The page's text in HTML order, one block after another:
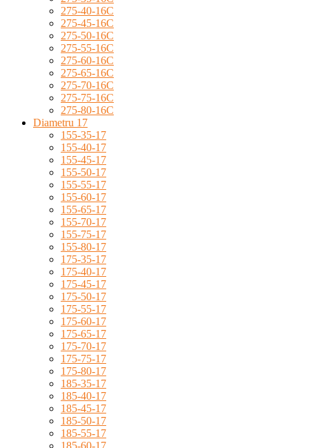
275-40-16C
275-45-16C
275-50-16C
275-55-16C
275-60-16C
275-65-16C
275-70-16C
275-75-16C
275-80-16C
Diametru 17
155-35-17
155-40-17
155-45-17
155-50-17
155-55-17
155-60-17
155-65-17
155-70-17
155-75-17
155-80-17
175-35-17
175-40-17
175-45-17
175-50-17
175-55-17
175-60-17
175-65-17
175-70-17
175-75-17
175-80-17
185-35-17
185-40-17
185-45-17
185-50-17
185-55-17